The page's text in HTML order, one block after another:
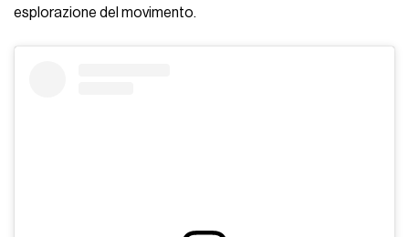
esplorazione del movimento.